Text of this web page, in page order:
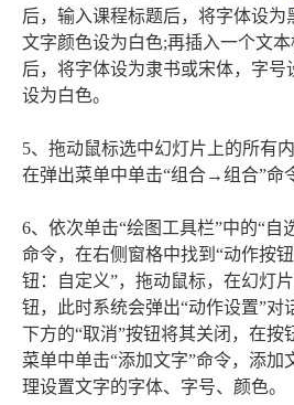
后，输入课程标题后，将字体设为
文字颜色设为白色;再插入一个文
后，将字体设为隶书或宋体，字号
设为白色。
5、拖动鼠标选中幻灯片上的所有
在弹出菜单中单击“组合→组合”命
6、依次单击“绘图工具栏”中的“
命令，在右侧窗格中找到“动作按
钮：自定义”，拖动鼠标，在幻灯
钮，此时系统会弹出“动作设置”对
下方的“取消”按钮将其关闭，在按
菜单中单击“添加文字”命令，添加
理设置文字的字体、字号、颜色。